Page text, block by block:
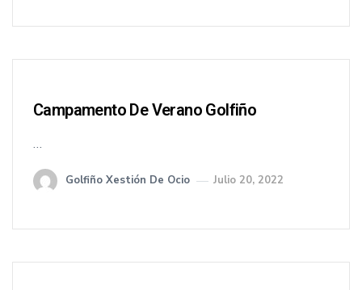
Campamento De Verano Golfiño
…
Golfiño Xestión De Ocio Julio 20, 2022